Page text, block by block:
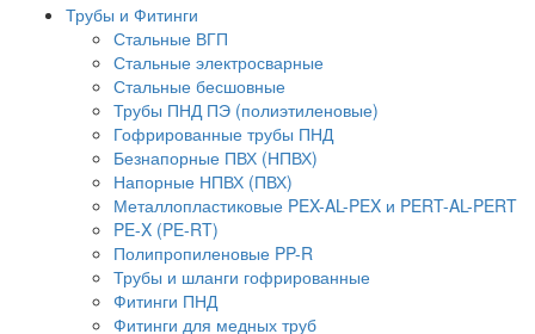
Трубы и Фитинги
Стальные ВГП
Стальные электросварные
Стальные бесшовные
Трубы ПНД ПЭ (полиэтиленовые)
Гофрированные трубы ПНД
Безнапорные ПВХ (НПВХ)
Напорные НПВХ (ПВХ)
Металлопластиковые PEX-AL-PEX и PERT-AL-PERT
PE-X (PE-RT)
Полипропиленовые PP-R
Трубы и шланги гофрированные
Фитинги ПНД
Фитинги для медных труб